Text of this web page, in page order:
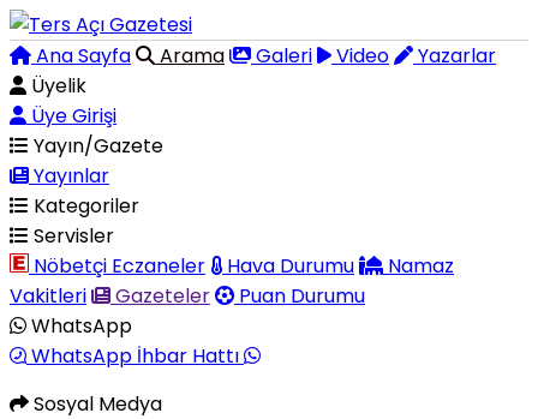
Ana Sayfa Arama Galeri Video
Yazarlar
Üyelik
Üye Girişi
Yayın/Gazete
Yayınlar
Kategoriler
Servisler
Nöbetçi Eczaneler
Hava Durumu
Namaz
Vakitleri
Gazeteler
Puan Durumu
WhatsApp
WhatsApp İhbar Hattı
Sosyal Medya